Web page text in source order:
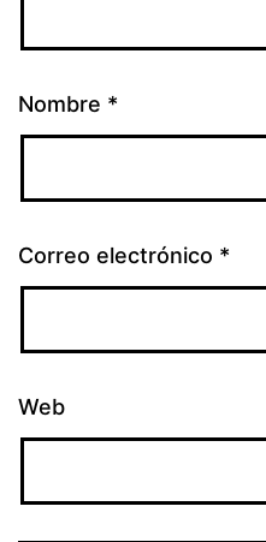
Nombre *
Correo electrónico *
Web